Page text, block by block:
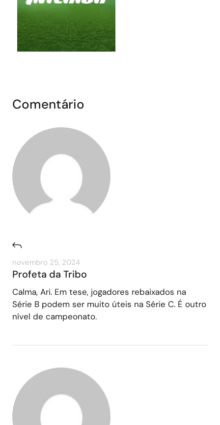
Comentário
novembro 25, 2024
Profeta da Tribo
Calma, Ari. Em tese, jogadores rebaixados na
Série B podem ser muito úteis na Série C. É outro
nível de campeonato.